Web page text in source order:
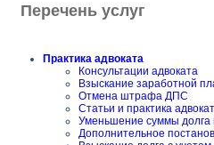
Перечень услуг
Практика адвоката
Консультации адвоката
Взыскание заработной
Отмена штрафа ДПС
Статьи и практика
Уменьшение суммы долга
Дополнительное